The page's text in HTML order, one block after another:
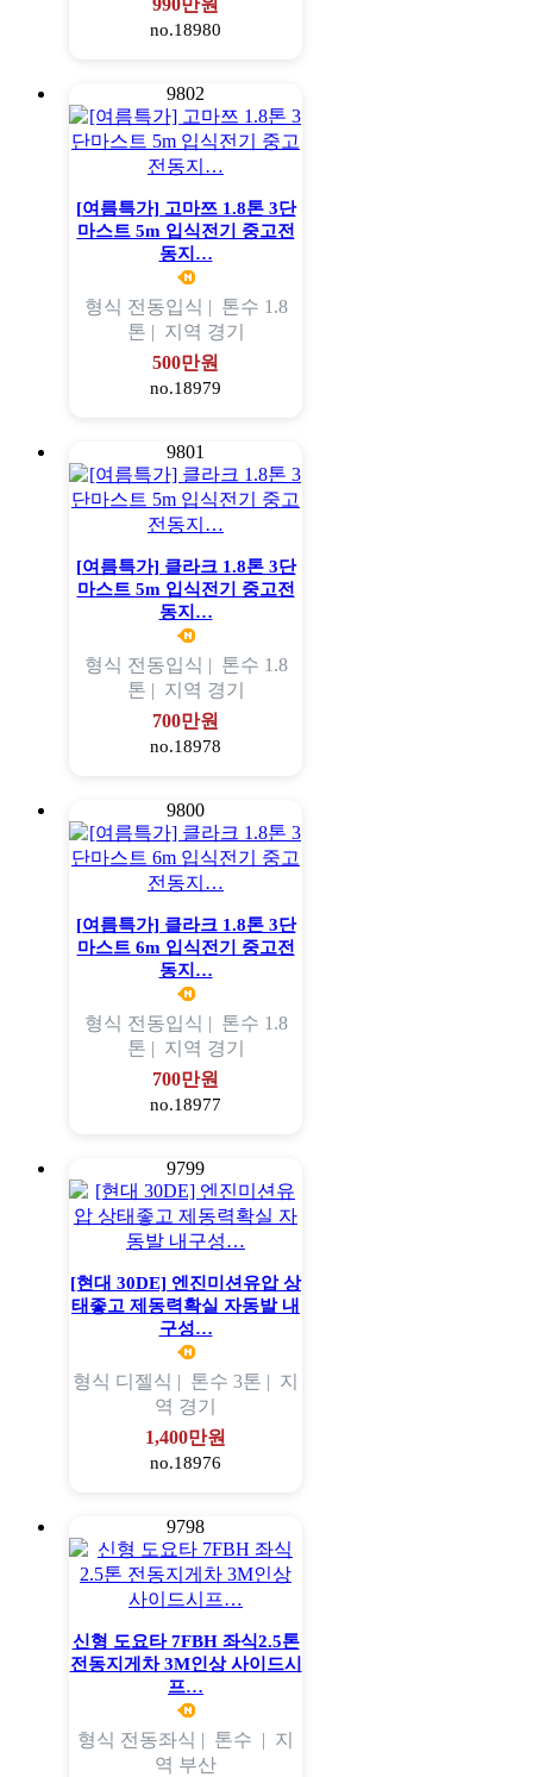
990만원
no.18980
9802
[여름특가] 고마쯔 1.8톤 3단
마스트 5m 입식전기 중고전
동지…
형식 전동입식 | 톤수 1.8
톤 | 지역 경기
500만원
no.18979
9801
[여름특가] 클라크 1.8톤 3단
마스트 5m 입식전기 중고전
동지…
형식 전동입식 | 톤수 1.8
톤 | 지역 경기
700만원
no.18978
9800
[여름특가] 클라크 1.8톤 3단
마스트 6m 입식전기 중고전
동지…
형식 전동입식 | 톤수 1.8
톤 | 지역 경기
700만원
no.18977
9799
[현대 30DE] 엔진미션유압 상
태좋고 제동력확실 자동발 내
구성…
형식 디젤식 | 톤수 3톤 | 지
역 경기
1,400만원
no.18976
9798
신형 도요타 7FBH 좌식2.5톤
전동지게차 3M인상 사이드시
프…
형식 전동좌식 | 톤수 | 지
역 부산